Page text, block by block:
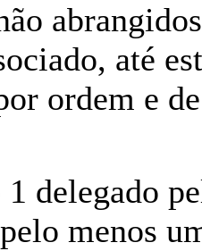
até
ordem e
delegado
menos